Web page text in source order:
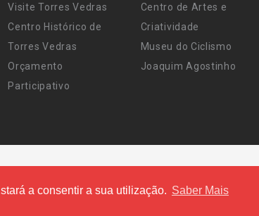
a consentir a sua utilização. Saber Mais
Visite Torres Vedras
Centro Histórico de
Torres Vedras
Orçamento
Participativo
Centro de Artes e
Criatividade
Museu do Ciclismo
Joaquim Agostinho